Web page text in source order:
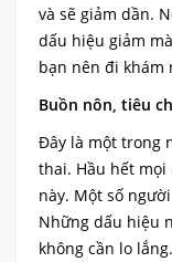
và sẽ giảm dần.
dấu hiệu giảm
bạn nên đi khám
Buồn nôn, tiêu
Đây là một trong
thai. Hầu hết
này. Một số
Những dấu hiệu
không cần lo lắng.